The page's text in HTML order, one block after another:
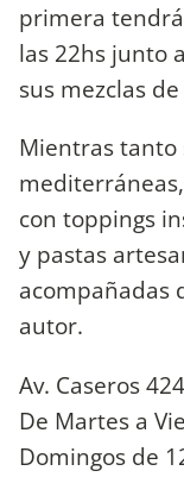
primera
las 22hs junto a
sus mezclas
Mientras
con toppings
y pastas
acompañadas
autor.
Av. Caseros
De Martes a
Domingos de